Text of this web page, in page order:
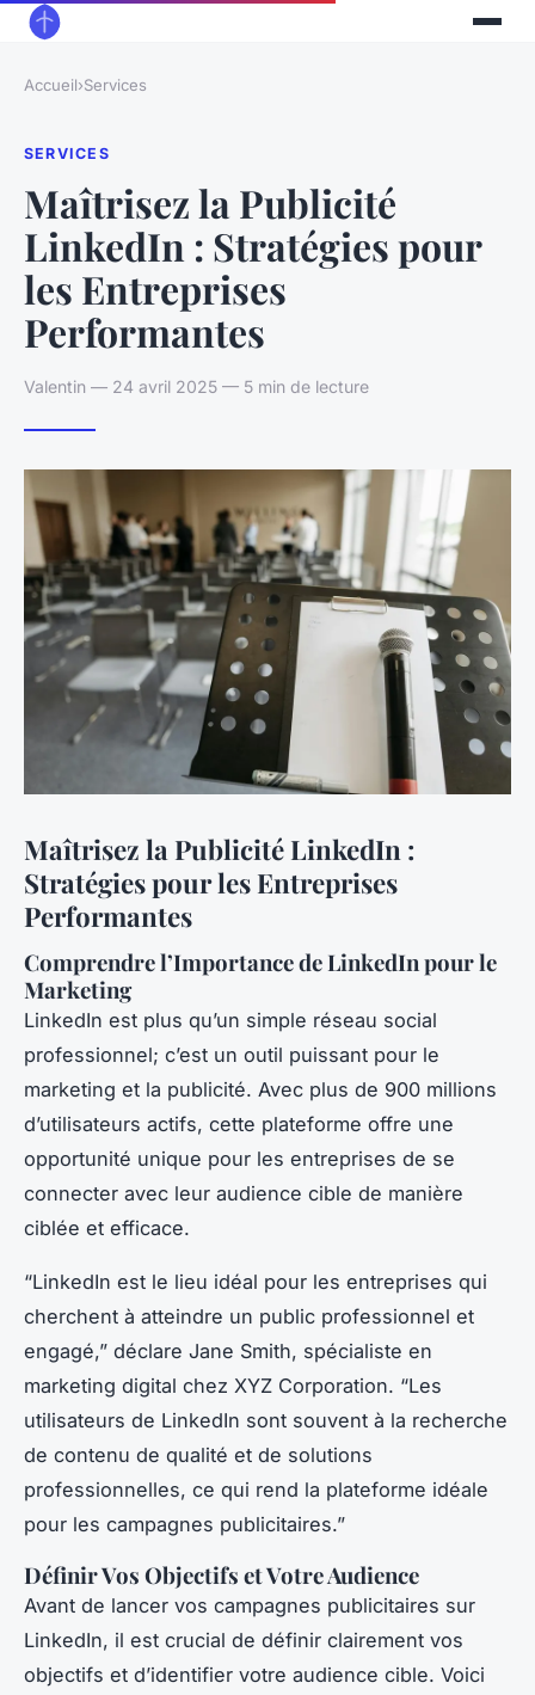
Accueil›Services
SERVICES
Maîtrisez la Publicité
LinkedIn : Stratégies pour
les Entreprises
Performantes
Valentin — 24 avril 2025 — 5 min de lecture
Maîtrisez la Publicité LinkedIn :
Stratégies pour les Entreprises
Performantes
Comprendre l’Importance de LinkedIn pour le
Marketing
LinkedIn est plus qu’un simple réseau social
professionnel; c’est un outil puissant pour le
marketing et la publicité. Avec plus de 900 millions
d’utilisateurs actifs, cette plateforme offre une
opportunité unique pour les entreprises de se
connecter avec leur audience cible de manière
ciblée et efficace.
“LinkedIn est le lieu idéal pour les entreprises qui
cherchent à atteindre un public professionnel et
engagé,” déclare Jane Smith, spécialiste en
marketing digital chez XYZ Corporation. “Les
utilisateurs de LinkedIn sont souvent à la recherche
de contenu de qualité et de solutions
professionnelles, ce qui rend la plateforme idéale
pour les campagnes publicitaires.”
Définir Vos Objectifs et Votre Audience
Avant de lancer vos campagnes publicitaires sur
LinkedIn, il est crucial de définir clairement vos
objectifs et d’identifier votre audience cible. Voici